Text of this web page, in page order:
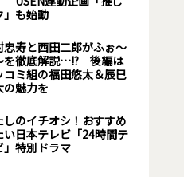
」も始動
忠寿と西田二郎がふぉ～
を徹底解説…!? 後編は
コミ組の福田悠太＆辰巳
の魅力を
しのイチオシ！おすすめ
い日本テレビ「24時間テ
」特別ドラマ